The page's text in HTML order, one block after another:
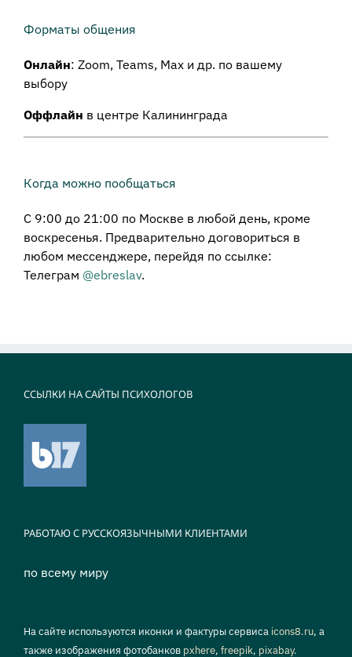
Форматы общения
Онлайн: Zoom, Teams, Max и др. по вашему
выбору
Оффлайн в центре Калининграда
Когда можно пообщаться
С 9:00 до 21:00 по Москве в любой день, кроме
воскресенья. Предварительно договориться в
любом мессенджере, перейдя по ссылке:
Телеграм @ebreslav.
ССЫЛКИ НА САЙТЫ ПСИХОЛОГОВ
РАБОТАЮ С РУССКОЯЗЫЧНЫМИ КЛИЕНТАМИ
по всему миру
На сайте используются иконки и фактуры сервиса icons8.ru, а
также изображения фотобанков pxhere, freepik, pixabay.